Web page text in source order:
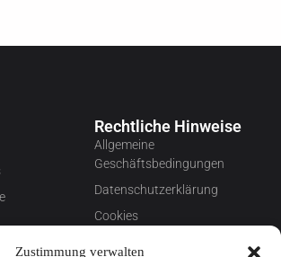
Zustimmung verwalten
Rechtliche Hinweise
Allgemeine
Geschäftsbedingungen
Datenschutzerklärung
Cookies